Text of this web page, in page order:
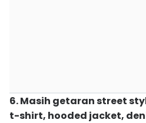
6. Masih getaran street
t-shirt, hooded jacket,